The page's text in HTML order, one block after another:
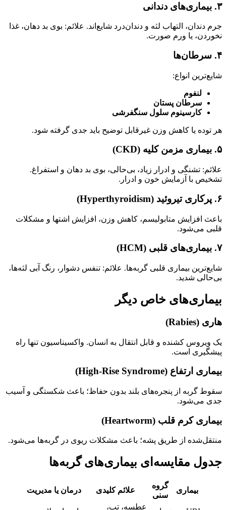
۳. بیماری‌های دندانی
جرم دندان، التهاب لثه و دندان‌درد شایع‌اند. علائم: بوی بد دهان، غذا
نخوردن، یا ورم صورت.
۴. سرطان‌ها
شایع‌ترین انواع:
لنفوم
سرطان پستان
کارسینوم سلول سنگفرشی
هر توده یا کاهش وزن غیرقابل توضیح باید جدی گرفته شود.
۵. بیماری مزمن کلیه (CKD)
علائم: تشنگی و ادرار زیاد، بی‌حالی، بوی بد دهان و استفراغ.
تشخیص با آزمایش خون و ادرار.
۶. پرکاری تیروئید (Hyperthyroidism)
باعث افزایش متابولیسم، کاهش وزن، افزایش اشتها و مشکلات
قلبی می‌شود.
۷. بیماری‌های قلبی (HCM)
شایع‌ترین بیماری قلبی گربه‌ها. علائم: تنفس دشوار، رنگ آبی لثه‌ها،
بی‌حالی شدید.
بیماری‌های خاص دیگر
هاری (Rabies)
یک ویروس کشنده و قابل انتقال به انسان. واکسیناسیون تنها راه
پیشگیری است.
بیماری ارتفاع (High-Rise Syndrome)
سقوط گربه از پنجره‌های بلند بدون حفاظ؛ باعث شکستگی و آسیب
جدی می‌شود.
بیماری کرم قلب (Heartworm)
منتقل‌شده از طریق پشه؛ باعث مشکلات ریوی در گربه‌ها می‌شود.
جدول مقایسه‌ای بیماری‌های گربه‌ها
بیماری
گروه
سنی
علائم کلیدی درمان یا مدیریت
عطسه، تب،